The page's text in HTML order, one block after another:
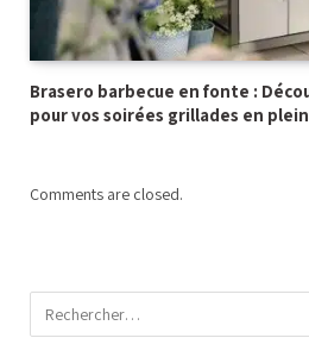
Brasero barbecue en fonte :
pour vos soirées grillades en
Comments are closed.